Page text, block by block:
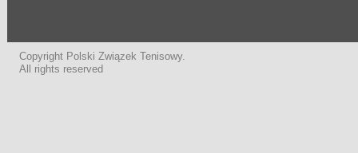
Copyright Polski Związek Tenisowy.
All rights reserved